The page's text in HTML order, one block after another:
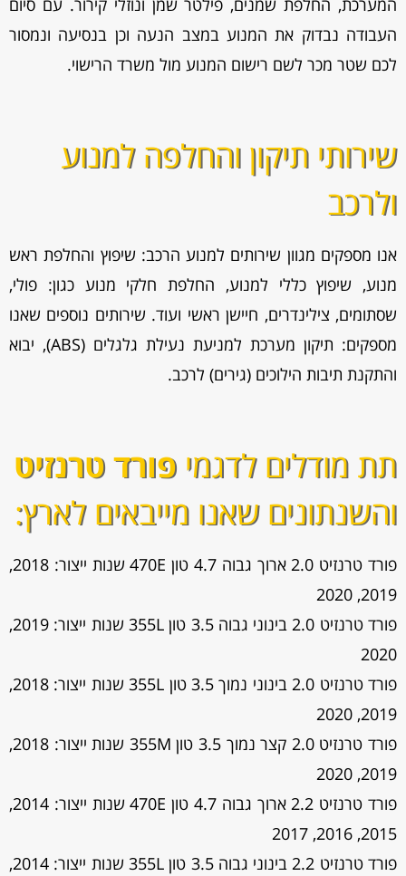
המערכת, החלפת שמנים, פילטר שמן ונוזלי קירור. עם סיום
העבודה נבדוק את המנוע במצב הנעה וכן בנסיעה ונמסור
לכם שטר מכר לשם רישום המנוע מול משרד הרישוי.
שירותי תיקון והחלפה למנוע
ולרכב
אנו מספקים מגוון שירותים למנוע הרכב: שיפוץ והחלפת ראש
מנוע, שיפוץ כללי למנוע, החלפת חלקי מנוע כגון: פולי,
שסתומים, צילינדרים, חיישן ראשי ועוד. שירותים נוספים שאנו
מספקים: תיקון מערכת למניעת נעילת גלגלים (ABS), יבוא
והתקנת תיבות הילוכים (גירים) לרכב.
תת מודלים לדגמי פורד טרנזיט
והשנתונים שאנו מייבאים לארץ:
פורד טרנזיט 2.0 ארוך גבוה 4.7 טון 470E שנות ייצור: 2018,
2019, 2020
פורד טרנזיט 2.0 בינוני גבוה 3.5 טון 355L שנות ייצור: 2019,
2020
פורד טרנזיט 2.0 בינוני נמוך 3.5 טון 355L שנות ייצור: 2018,
2019, 2020
פורד טרנזיט 2.0 קצר נמוך 3.5 טון 355M שנות ייצור: 2018,
2019, 2020
פורד טרנזיט 2.2 ארוך גבוה 4.7 טון 470E שנות ייצור: 2014,
2015, 2016, 2017
פורד טרנזיט 2.2 בינוני גבוה 3.5 טון 355L שנות ייצור: 2014,